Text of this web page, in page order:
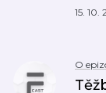
15. 10.
O